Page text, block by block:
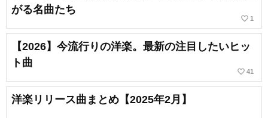
がる名曲たち
favorite_border 1
【2026】今流行りの洋楽。最新の注目したいヒッ
ト曲
favorite_border 41
洋楽リリース曲まとめ【2025年2月】